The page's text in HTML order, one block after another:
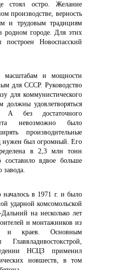
стоял остро. Желание
производстве, верность
и трудовым традициям
родном городе. Для этих
Новоспасский
масштабам и мощности
для СССР. Руководство
для коммунистического
должны удовлетворяться
А без достаточного
невозможно было
производительные
нужен был огромный. Его
в 2,3 млн тонн
вдвое больше
завода.
началось в 1971 г. и было
ударной комсомольской
на несколько лет
и монтажников из
и краев. Основным
НСЦЗ применил
новшеств, в том